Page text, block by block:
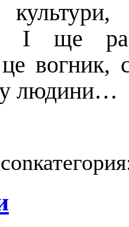
І ще
вогник,
людини…